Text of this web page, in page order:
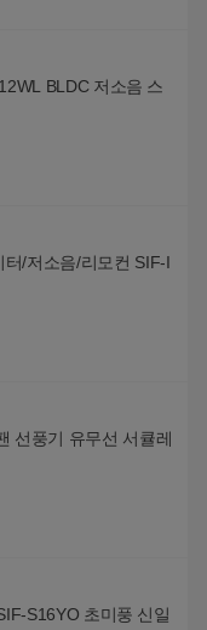
BLDC 저소음 스
/저소음/리모컨 SIF-I
선풍기 유무선 서큘레
S16YO 초미풍 신일